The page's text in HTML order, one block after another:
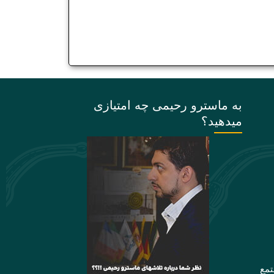
به ماسترو رحیمی چه امتیازی
میدهید؟